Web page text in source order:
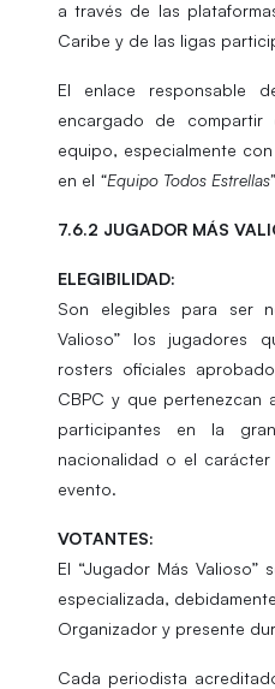
a través de las
Caribe y de las ligas
El enlace responsable
encargado de compartir
equipo, especialmente
en el “Equipo Todos Estrellas”
7.6.2 JUGADOR MÁS
ELEGIBILIDAD:
Son elegibles para ser
Valioso” los jugadores
rosters oficiales
CBPC y que
participantes en la
nacionalidad o el
evento.
VOTANTES:
El “Jugador Más
especializada,
Organizador y presente
Cada periodista